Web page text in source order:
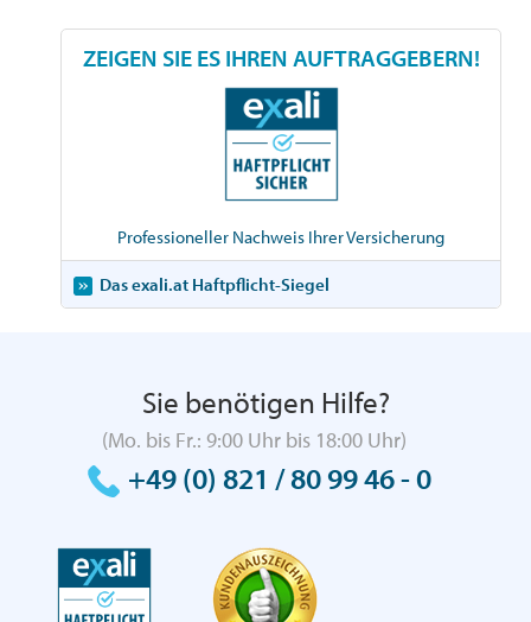
ZEIGEN SIE ES IHREN AUFTRAGGEBERN!
Professioneller Nachweis Ihrer Versicherung
Das exali.at Haftpflicht-Siegel
Sie benötigen Hilfe?
(Mo. bis Fr.: 9:00 Uhr bis 18:00 Uhr)
+49 (0) 821 / 80 99 46 - 0